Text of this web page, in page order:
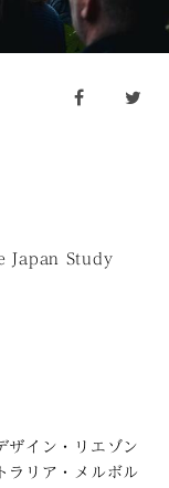
Japan Study
ザイン・リエゾン
ラリア・メルボル